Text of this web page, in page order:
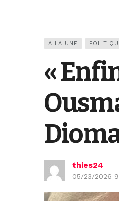
A LA UNE
«
thies24
05/23/2026